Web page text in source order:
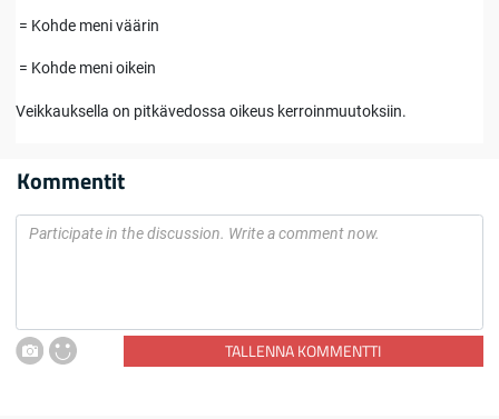
= Kohde meni väärin
= Kohde meni oikein
Veikkauksella on pitkävedossa oikeus kerroinmuutoksiin.
Kommentit
TALLENNA KOMMENTTI